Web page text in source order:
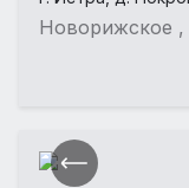
Новорижское